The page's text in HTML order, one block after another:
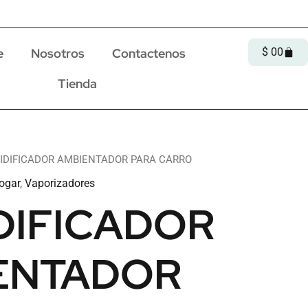
Nosotros
Contactenos
Tienda
$ 00
Cart
AMBIENTADOR PARA CARRO
, Vaporizadores